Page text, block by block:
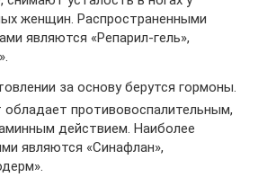
женщин. Распространенными
являются «Репарил-гель»,
за основу берутся гормоны.
обладает противовоспалительным,
действием. Наиболее
являются «Синафлан»,